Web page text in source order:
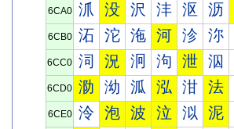
6CA0 沠 没 沢 沣 沤 沥
6CB0 沰 沱 沲 河 沴 沵
6CC0 泀 況 泂 泃 泄 泅
6CD0 泐 泑 泒 泓 泔 法
6CE0 泠 泡 波 泣 泤 泥